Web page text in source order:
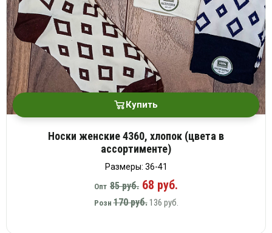
Купить
Носки женские 4360, хлопок (цвета в
ассортименте)
Размеры: 36-41
Опт 85 руб. 68 руб.
Розн 170 руб.136 руб.